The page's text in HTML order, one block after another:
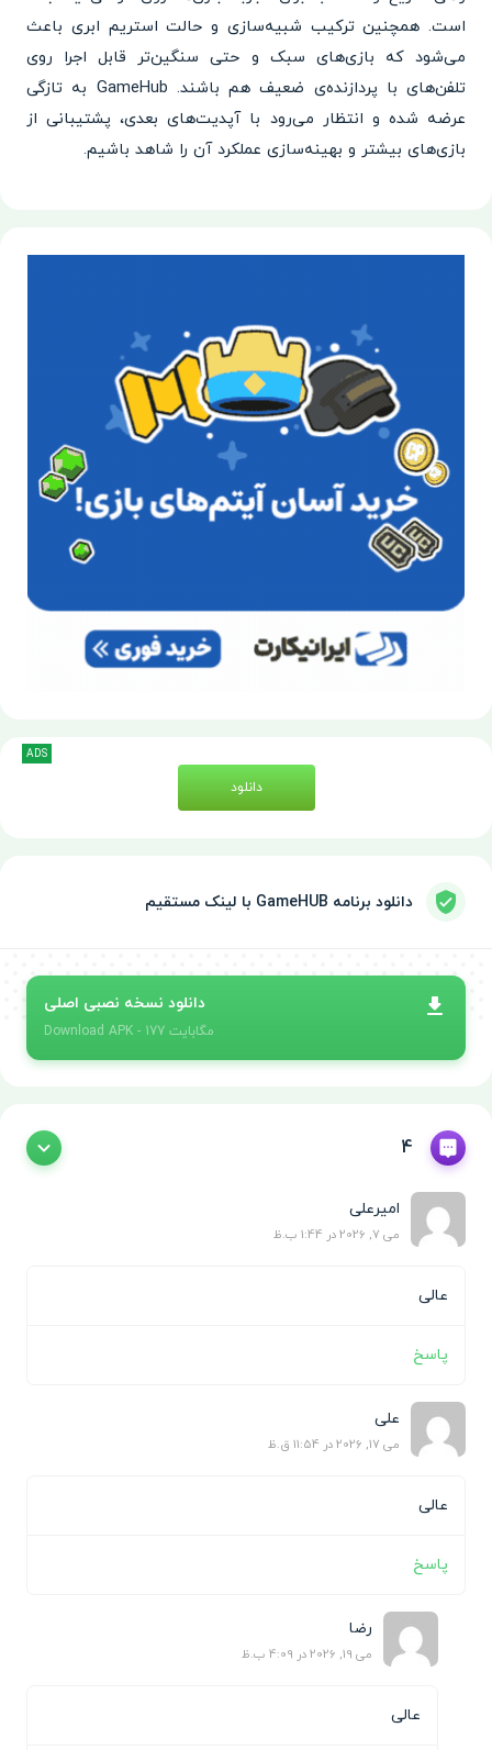
است. همچنین ترکیب شبیه‌سازی و حالت استریم ابری باعث
می‌شود که بازی‌های سبک و حتی سنگین‌تر قابل اجرا روی
تلفن‌های با پردازنده‌ی ضعیف هم باشند. GameHub به تازگی
عرضه شده و انتظار می‌رود با آپدیت‌های بعدی، پشتیبانی از
بازی‌های بیشتر و بهینه‌سازی عملکرد آن را شاهد باشیم.
دانلود
ADS
دانلود برنامه GameHUB با لینک مستقیم
دانلود نسخه نصبی اصلی
Download APK - 177 مگابایت
4
امیرعلی
می 7, 2026 در 1:44 ب.ظ
عالی
پاسخ
علی
می 17, 2026 در 11:54 ق.ظ
عالی
پاسخ
رضا
می 19, 2026 در 4:09 ب.ظ
عالی